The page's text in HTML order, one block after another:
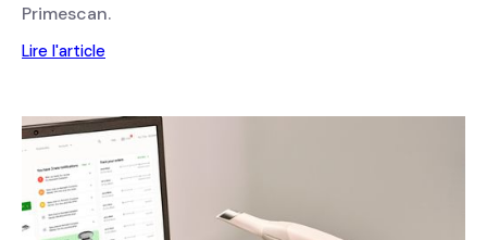
Primescan.
Lire l'article